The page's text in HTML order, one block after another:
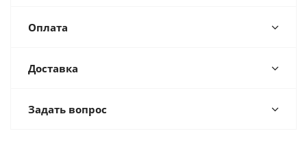
Оплата
Доставка
Задать вопрос